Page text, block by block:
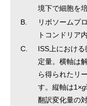
境下で細胞を
B.
リボソームプ
トコンドリア
C.
ISS上におけ
定量。横軸は
ら得られたリ
す。縦軸は1×g
翻訳変化量の